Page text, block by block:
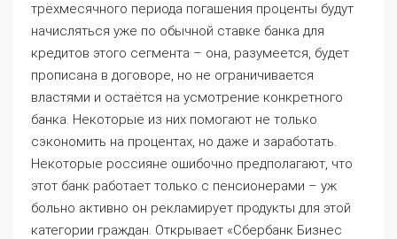
трёхмесячного периода погашения проценты будут
начисляться уже по обычной ставке банка для
кредитов этого сегмента – она, разумеется, будет
прописана в договоре, но не ограничивается
властями и остаётся на усмотрение конкретного
банка. Некоторые из них помогают не только
сэкономить на процентах, но даже и заработать.
Некоторые россияне ошибочно предполагают, что
этот банк работает только с пенсионерами – уж
больно активно он рекламирует продукты для этой
категории граждан. Открывает «Сбербанк Бизнес